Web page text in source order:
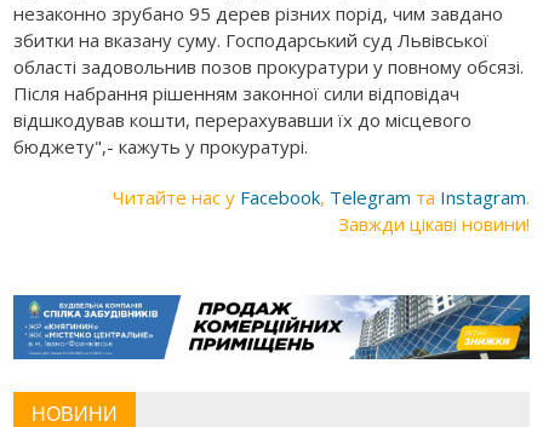
незаконно зрубано 95 дерев різних порід, чим завдано
збитки на вказану суму. Господарський суд Львівської
області задовольнив позов прокуратури у повному обсязі.
Після набрання рішенням законної сили відповідач
відшкодував кошти, перерахувавши їх до місцевого
бюджету",- кажуть у прокуратурі.
Читайте нас у Facebook, Telegram та Instagram.
Завжди цікаві новини!
НОВИНИ